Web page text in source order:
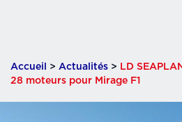
Accueil > Actualités > LD
28 moteurs pour Mirage F1